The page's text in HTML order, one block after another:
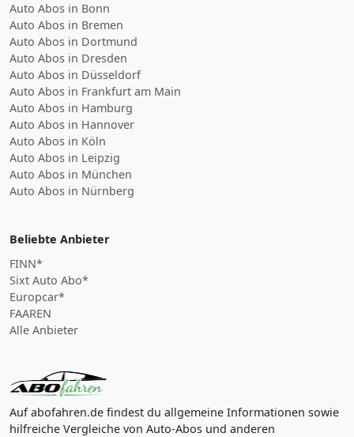
Auto Abos in Bonn
Auto Abos in Bremen
Auto Abos in Dortmund
Auto Abos in Dresden
Auto Abos in Düsseldorf
Auto Abos in Frankfurt am Main
Auto Abos in Hamburg
Auto Abos in Hannover
Auto Abos in Köln
Auto Abos in Leipzig
Auto Abos in München
Auto Abos in Nürnberg
Beliebte Anbieter
FINN*
Sixt Auto Abo*
Europcar*
FAAREN
Alle Anbieter
Auf abofahren.de findest du allgemeine Informationen sowie
hilfreiche Vergleiche von Auto-Abos und anderen